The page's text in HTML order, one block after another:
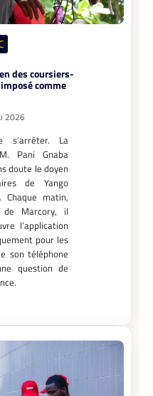
: un partenariat
travail ivoirien
2026
et Yango
le
l’emploi
métiers de la
une chaîne